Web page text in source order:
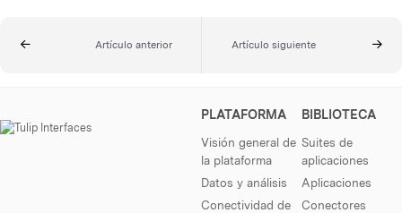
Artículo anterior Artículo siguiente
PLATAFORMA
Visión general de
la plataforma
Datos y análisis
Conectividad de
BIBLIOTECA
Suites de
aplicaciones
Aplicaciones
Conectores